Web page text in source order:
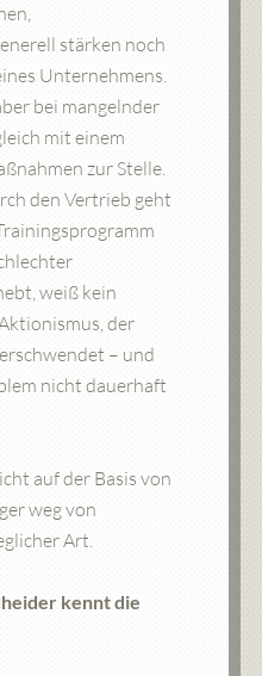
stärken noch
Unternehmens.
bei mangelnder
mit einem
zur Stelle.
den Vertrieb geht
weiß kein
der
– und
nicht dauerhaft
auf der Basis von
weg von
Art.
kennt die